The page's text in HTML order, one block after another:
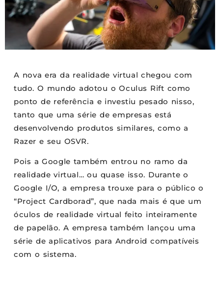
A nova era da realidade virtual chegou com
tudo. O mundo adotou o Oculus Rift como
ponto de referência e investiu pesado nisso,
tanto que uma série de empresas está
desenvolvendo produtos similares, como a
Razer e seu OSVR.
Pois a Google também entrou no ramo da
realidade virtual… ou quase isso. Durante o
Google I/O, a empresa trouxe para o público o
“Project Cardborad”, que nada mais é que um
óculos de realidade virtual feito inteiramente
de papelão. A empresa também lançou uma
série de aplicativos para Android compatíveis
com o sistema.